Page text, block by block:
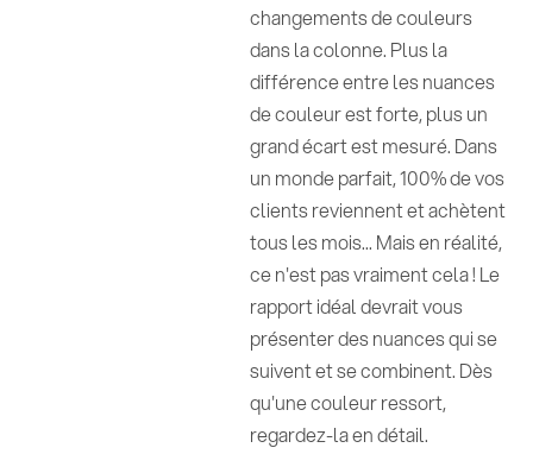
changements de couleurs
dans la colonne. Plus la
différence entre les nuances
de couleur est forte, plus un
grand écart est mesuré. Dans
un monde parfait, 100% de vos
clients reviennent et achètent
tous les mois... Mais en réalité,
ce n'est pas vraiment cela ! Le
rapport idéal devrait vous
présenter des nuances qui se
suivent et se combinent. Dès
qu'une couleur ressort,
regardez-la en détail.